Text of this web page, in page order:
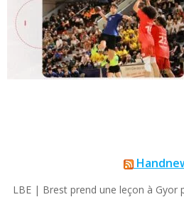
LBE | Brest prend une leçon à Gyor